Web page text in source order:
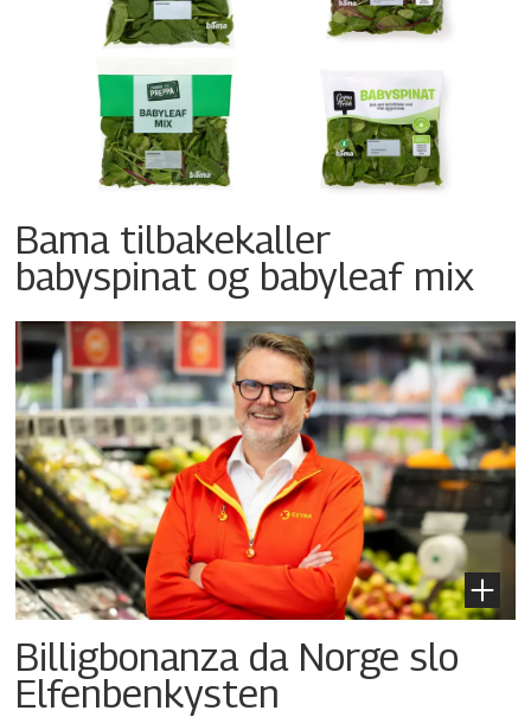
Bama tilbakekaller
babyspinat og babyleaf mix
Billigbonanza da Norge slo
Elfenbenkysten